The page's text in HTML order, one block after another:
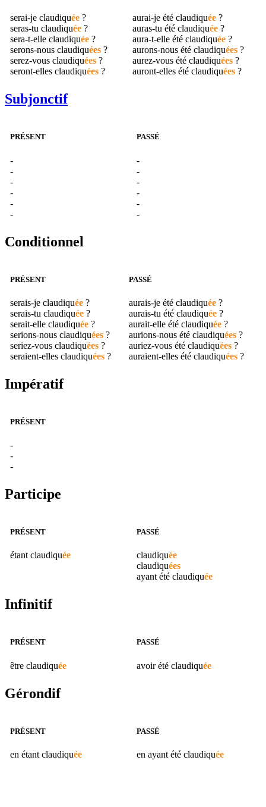
serai-je claudiquée ?
seras-tu claudiquée ?
sera-t-elle claudiquée ?
serons-nous claudiquées ?
serez-vous claudiquées ?
seront-elles claudiquées ?
aurai-je été claudiquée ?
auras-tu été claudiquée ?
aura-t-elle été claudiquée ?
aurons-nous été claudiquées ?
aurez-vous été claudiquées ?
auront-elles été claudiquées ?
Subjonctif
PRÉSENT
-
-
-
-
-
-
PASSÉ
-
-
-
-
-
-
Conditionnel
PRÉSENT
serais-je claudiquée ?
serais-tu claudiquée ?
serait-elle claudiquée ?
serions-nous claudiquées ?
seriez-vous claudiquées ?
seraient-elles claudiquées ?
PASSÉ
aurais-je été claudiquée ?
aurais-tu été claudiquée ?
aurait-elle été claudiquée ?
aurions-nous été claudiquées ?
auriez-vous été claudiquées ?
auraient-elles été claudiquées ?
Impératif
PRÉSENT
-
-
-
Participe
PRÉSENT
étant claudiquée
PASSÉ
claudiquée
claudiquées
ayant été claudiquée
Infinitif
PRÉSENT
être claudiquée
PASSÉ
avoir été claudiquée
Gérondif
PRÉSENT
en étant claudiquée
PASSÉ
en ayant été claudiquée